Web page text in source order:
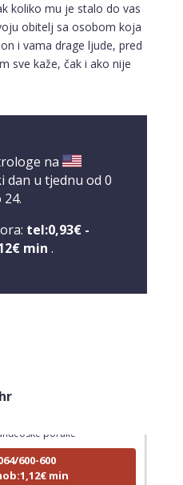
koliko mu je stalo do vas
obitelj sa osobom koja
i vama drage ljude, pred
sve kaže, čak i ako nije
na
dan u tjednu od 0
24.
tel:0,93€ -
min .
je zauzet
600-600
min